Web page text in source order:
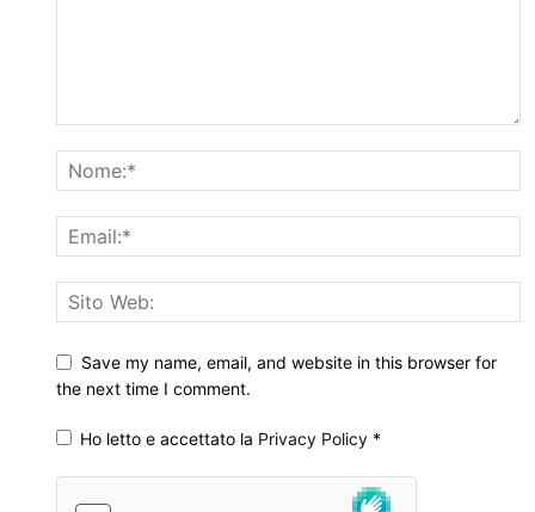
Save my name, email, and website in this browser for
the next time I comment.
Ho letto e accettato la Privacy Policy *